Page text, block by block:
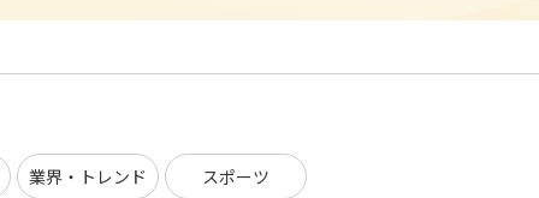
業界・トレンド スポーツ